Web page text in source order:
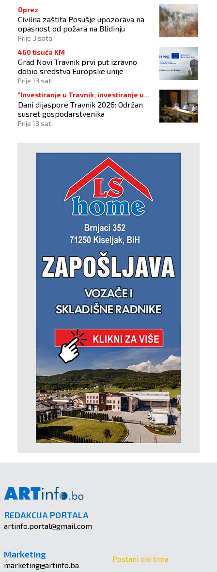
Oprez
Civilna zaštita Posušje upozorava na
opasnost od požara na Blidinju
Prije 3 sata
460 tisuća KM
Grad Novi Travnik prvi put izravno
dobio sredstva Europske unije
Prije 13 sati
"Investiranje u Travnik, investiranje u
budućnost"
Dani dijaspore Travnik 2026: Održan
susret gospodarstvenika
Prije 13 sati
REDAKCIJA PORTALA
artinfo.portal@gmail.com
Marketing
marketing@artinfo.ba
Postani dio tima